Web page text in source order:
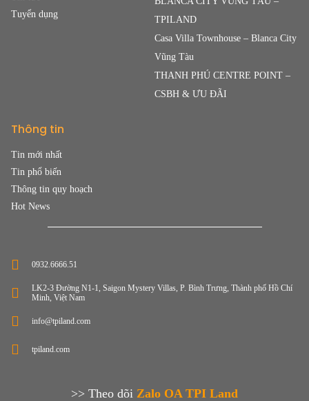
Tuyển dụng
TPILAND
Casa Villa Townhouse – Blanca City
Vũng Tàu
THANH PHÚ CENTRE POINT –
CSBH & ƯU ĐÃI
Thông tin
Tin mới nhất
Tin phổ biến
Thông tin quy hoạch
Hot News
0932.6666.51
LK2-3 Đường N1-1, Saigon Mystery Villas, P. Bình Trưng, Thành phố Hồ Chí
Minh, Việt Nam
info@tpiland.com
tpiland.com
>> Theo dõi Zalo OA TPI Land